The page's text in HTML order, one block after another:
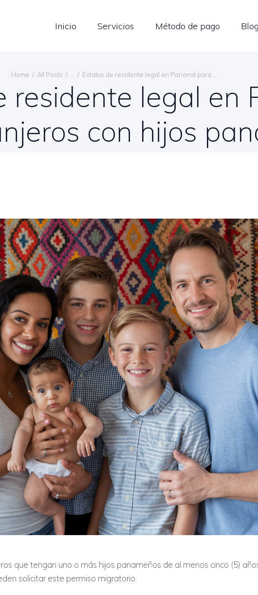
Inicio Servicios Método de pago Blog
Home All Posts Estatus de residente legal en Panamá para...
residente legal en
con hijos
que tengan uno o más hijos panameños de al menos cinco (5)
solicitar este permiso migratorio.